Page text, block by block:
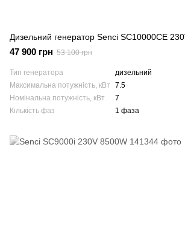
Дизельний генератор Senci SC10000CE
47 900 грн 53 100 грн
Тип генератора
дизельний
Максимальна потужність, кВт
7.5
Номінальна потужність, кВт
7
Кількість фаз
1 фаза